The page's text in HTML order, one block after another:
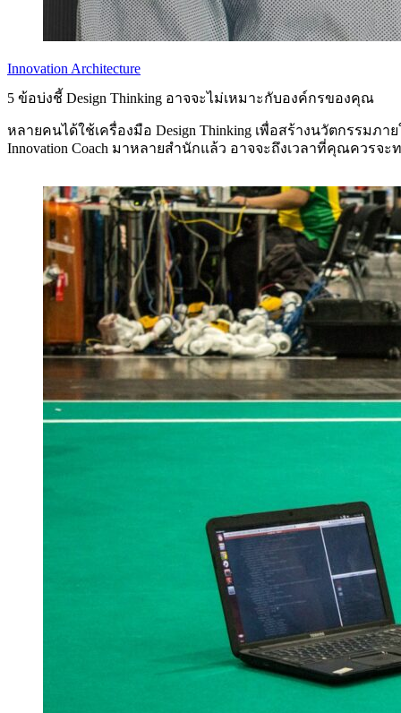
Innovation Architecture
5 ข้อบ่งชี้ Design Thinking อาจจะไม่เหมาะกับองค์กรของคุณ
หลายคนได้ใช้เครื่องมือ Design Thinking เพื่อสร้างนวัตกรรม
Innovation Coach มาหลายสำนักแล้ว อาจจะถึงเวลาที่คุณควรจ